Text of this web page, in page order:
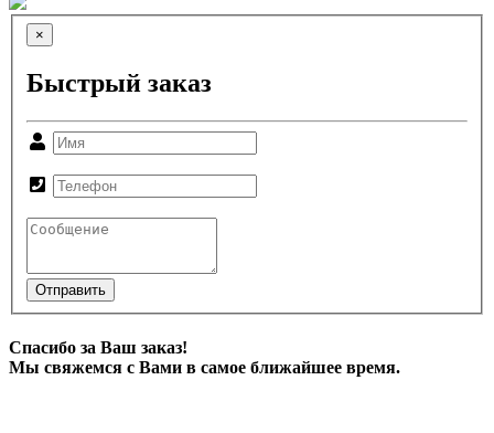
×
Быстрый заказ
Отправить
Спасибо за Ваш заказ!
Мы свяжемся с Вами в самое ближайшее время.